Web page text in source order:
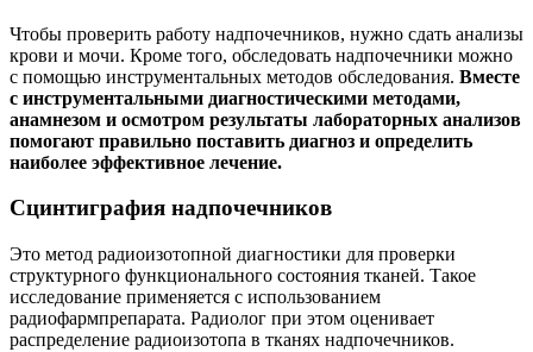
Чтобы проверить работу надпочечников, нужно сдать анализы
крови и мочи. Кроме того, обследовать надпочечники можно
с помощью инструментальных методов обследования. Вместе
с инструментальными диагностическими методами,
анамнезом и осмотром результаты лабораторных анализов
помогают правильно поставить диагноз и определить
наиболее эффективное лечение.
Сцинтиграфия надпочечников
Это метод радиоизотопной диагностики для проверки
структурного функционального состояния тканей. Такое
исследование применяется с использованием
радиофармпрепарата. Радиолог при этом оценивает
распределение радиоизотопа в тканях надпочечников.